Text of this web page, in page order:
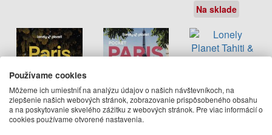
Na sklade
Lonely
Planet
Tahiti &
Používame cookies
Môžeme ich umiestniť na analýzu údajov o našich návštevníkoch, na
zlepšenie našich webových stránok, zobrazovanie prispôsobeného obsahu
a na poskytovanie skvelého zážitku z webových stránok. Pre viac informácií o
cookies používame otvorené nastavenia.